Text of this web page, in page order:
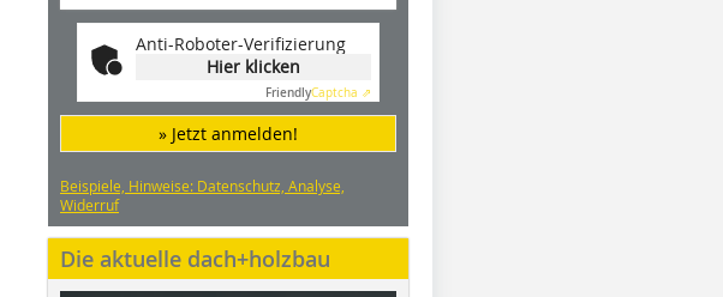
Anti-Roboter-Verifizierung
Hier klicken
FriendlyCaptcha ⇗
» Jetzt anmelden!
Beispiele, Hinweise: Datenschutz, Analyse,
Widerruf
Die aktuelle dach+holzbau